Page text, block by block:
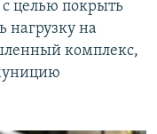
целью покрыть
нагрузку на
комплекс,